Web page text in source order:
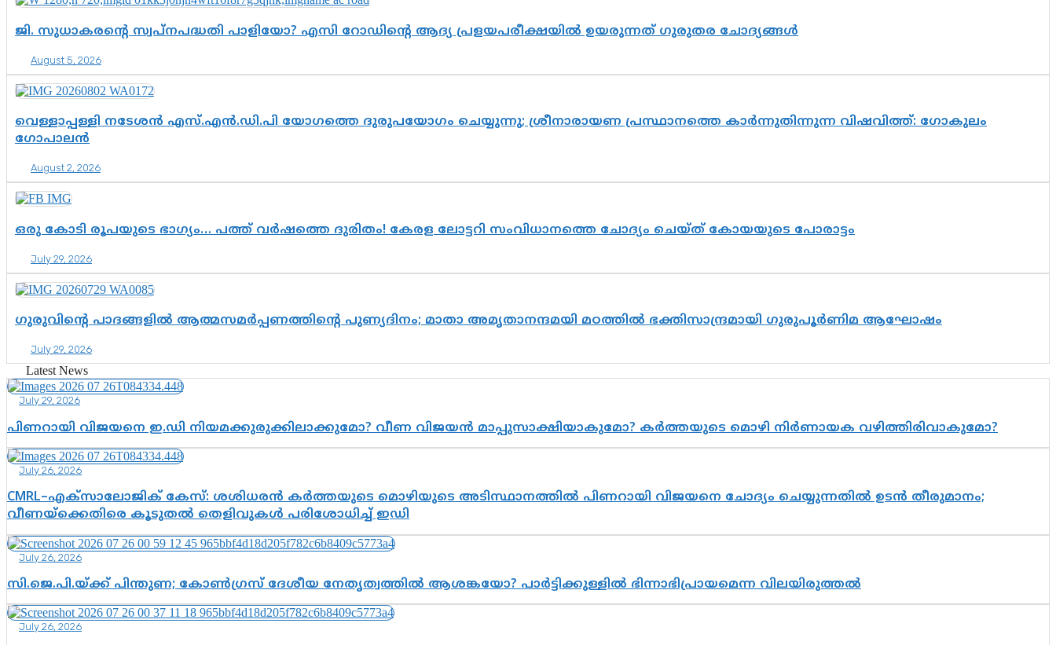
ജി. സുധാകരന്റെ സ്വപ്നപദ്ധതി പാളിയോ? എസി റോഡിന്റെ ആദ്യ പ്രളയപരീക്ഷയിൽ ഉയരുന്നത് ഗുരുതര ചോദ്യങ്ങൾ
August 5, 2026
വെള്ളാപ്പള്ളി നടേശൻ എസ്.എൻ.ഡി.പി യോഗത്തെ ദുരുപയോഗം ചെയ്യുന്നു; ശ്രീനാരായണ പ്രസ്ഥാനത്തെ കാർന്നുതിന്നുന്ന വിഷവിത്ത്: ഗോകുലം
ഗോപാലൻ
August 2, 2026
ഒരു കോടി രൂപയുടെ ഭാഗ്യം… പത്ത് വർഷത്തെ ദുരിതം! കേരള ലോട്ടറി സംവിധാനത്തെ ചോദ്യം ചെയ്ത് കോയയുടെ പോരാട്ടം
July 29, 2026
ഗുരുവിന്റെ പാദങ്ങളിൽ ആത്മസമർപ്പണത്തിന്റെ പുണ്യദിനം; മാതാ അമൃതാനന്ദമയി മഠത്തിൽ ഭക്തിസാന്ദ്രമായി ഗുരുപൂർണിമ ആഘോഷം
July 29, 2026
Latest News
July 29, 2026
പിണറായി വിജയനെ ഇ.ഡി നിയമക്കുരുക്കിലാക്കുമോ? വീണ വിജയൻ മാപ്പുസാക്ഷിയാകുമോ? കർത്തയുടെ മൊഴി നിർണായക വഴിത്തിരിവാകുമോ?
July 26, 2026
CMRL–എക്‌സാലോജിക് കേസ്: ശശിധരൻ കർത്തയുടെ മൊഴിയുടെ അടിസ്ഥാനത്തിൽ പിണറായി വിജയനെ ചോദ്യം ചെയ്യുന്നതിൽ ഉടൻ തീരുമാനം;
വീണയ്‌ക്കെതിരെ കൂടുതൽ തെളിവുകൾ പരിശോധിച്ച് ഇഡി
July 26, 2026
സി.ജെ.പി.യ്ക്ക് പിന്തുണ; കോൺഗ്രസ് ദേശീയ നേതൃത്വത്തിൽ ആശങ്കയോ? പാർട്ടിക്കുള്ളിൽ ഭിന്നാഭിപ്രായമെന്ന വിലയിരുത്തൽ
July 26, 2026